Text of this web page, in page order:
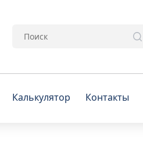
Калькулятор Контакты